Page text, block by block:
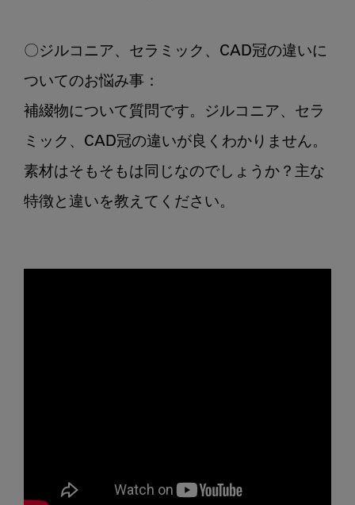
〇ジルコニア、セラミック、CAD冠の違いに
ついてのお悩み事：
補綴物について質問です。ジルコニア、セラ
ミック、CAD冠の違いが良くわかりません。
素材はそもそもは同じなのでしょうか？主な
特徴と違いを教えてください。